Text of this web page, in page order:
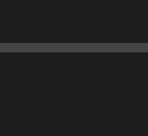
slov se o to pokoušeli ne